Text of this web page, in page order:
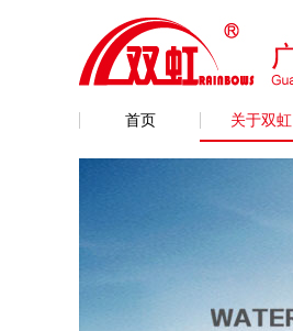
首页 关于双虹